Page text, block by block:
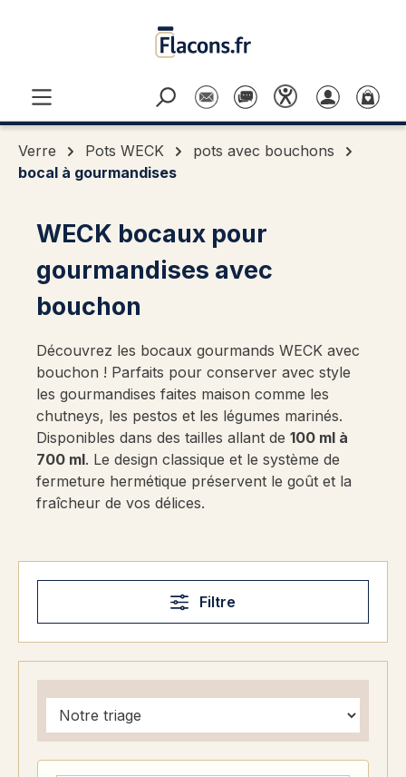
Verre Pots WECK
pots avec bouchons
bocal à gourmandises
WECK bocaux pour
gourmandises avec
bouchon
Découvrez les bocaux gourmands WECK avec
bouchon ! Parfaits pour conserver avec style
les gourmandises faites maison comme les
chutneys, les pestos et les légumes marinés.
Disponibles dans des tailles allant de 100 ml à
700 ml. Le design classique et le système de
fermeture hermétique préservent le goût et la
fraîcheur de vos délices.
Filtre